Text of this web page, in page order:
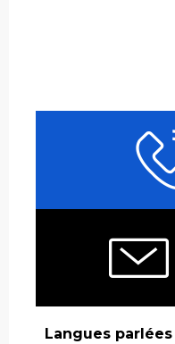
Langues parlées
Langues parlées